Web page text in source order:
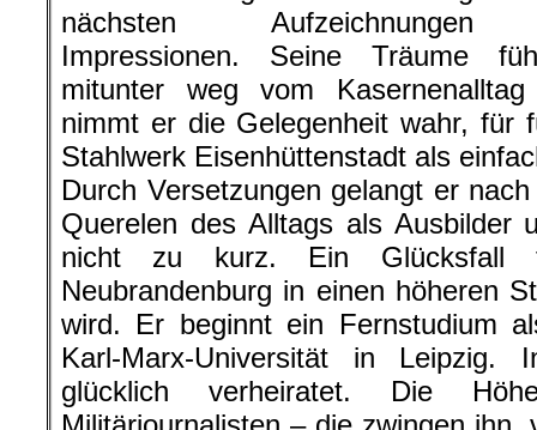
nächsten Aufzeichnungen
Impressionen. Seine Träume
mitunter weg vom
nimmt er die Gelegenheit wahr, für
Stahlwerk Eisenhüttenstadt als
Durch Versetzungen gelangt er
Querelen des Alltags als Ausbilder
nicht zu kurz. Ein
Neubrandenburg in einen höheren
wird. Er beginnt ein Fernstudium
Karl-Marx-Universität in Leipzig.
glücklich verheiratet. Die